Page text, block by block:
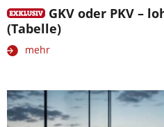
GKV oder PKV –
(Tabelle)
mehr